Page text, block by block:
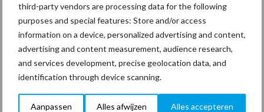
third-party vendors are processing data for the following
purposes and special features: Store and/or access
information on a device, personalized advertising and content,
advertising and content measurement, audience research,
and services development, precise geolocation data, and
identification through device scanning.
Aanpassen Alles afwijzen Alles accepteren
Clean Totaal’s Jos Steenbergen in overleg met presentator Frits
voor de volgende opname.
Een perfecte ambiance.
Ongelofelijk wat stemimmitator Niek Boes ons laat horen…